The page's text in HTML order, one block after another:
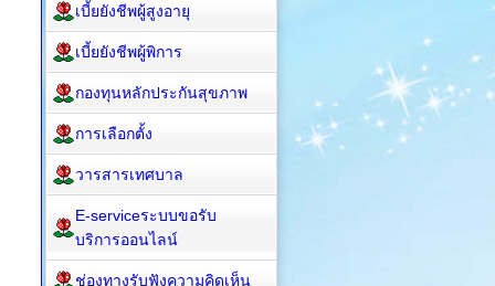
เบี้ยยังชีพผู้สูงอายุ
เบี้ยยังชีพผู้พิการ
กองทุนหลักประกันสุขภาพ
การเลือกตั้ง
วารสารเทศบาล
E-serviceระบบขอรับ
บริการออนไลน์
ช่องทางรับฟังความคิดเห็น